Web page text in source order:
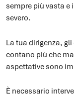
sempre più vasta
severo.
La tua dirigenza,
contano più che
aspettative sono
È necessario